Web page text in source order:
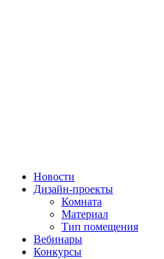
Новости
Дизайн-проекты
Комната
Материал
Тип помещения
Вебинары
Конкурсы